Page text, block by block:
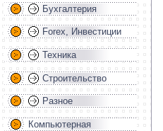
Бухгалтерия
Forex, Инвестиции
Техника
Строительство
Разное
Компьютерная